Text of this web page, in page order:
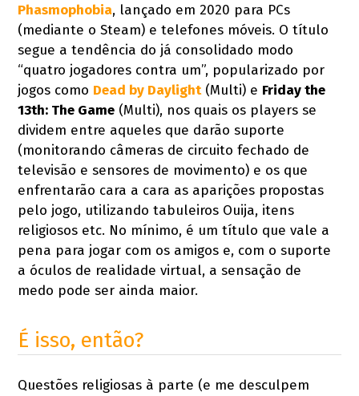
Phasmophobia, lançado em 2020 para PCs
(mediante o Steam) e telefones móveis. O título
segue a tendência do já consolidado modo
“quatro jogadores contra um”, popularizado por
jogos como Dead by Daylight(Multi) e Friday the
13th: The Game (Multi), nos quais os players se
dividem entre aqueles que darão suporte
(monitorando câmeras de circuito fechado de
televisão e sensores de movimento) e os que
enfrentarão cara a cara as aparições propostas
pelo jogo, utilizando tabuleiros Ouija, itens
religiosos etc. No mínimo, é um título que vale a
pena para jogar com os amigos e, com o suporte
a óculos de realidade virtual, a sensação de
medo pode ser ainda maior.
É isso, então?
Questões religiosas à parte (e me desculpem